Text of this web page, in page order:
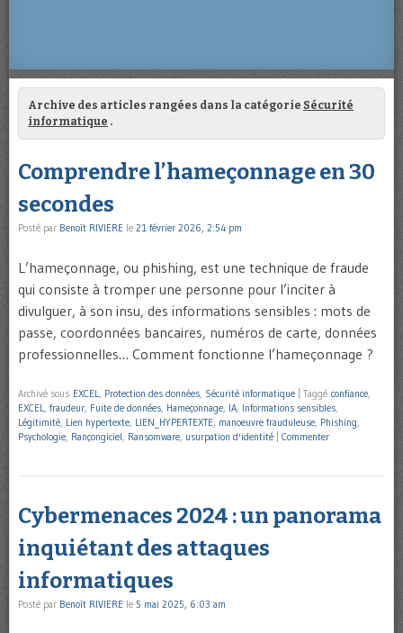
Archive des articles rangées dans la catégorie Sécurité
informatique .
Comprendre l’hameçonnage en 30
secondes
Posté par Benoît RIVIERE le 21 février 2026, 2:54 pm
L’hameçonnage, ou phishing, est une technique de fraude
qui consiste à tromper une personne pour l’inciter à
divulguer, à son insu, des informations sensibles : mots de
passe, coordonnées bancaires, numéros de carte, données
professionnelles… Comment fonctionne l’hameçonnage ?
Archivé sous EXCEL, Protection des données, Sécurité informatique Taggé confiance,
EXCEL, fraudeur, Fuite de données, Hameçonnage, IA, Informations sensibles,
Légitimité, Lien hypertexte, LIEN_HYPERTEXTE, manoeuvre frauduleuse, Phishing,
Psychologie, Rançongiciel, Ransomware, usurpation d'identité Commenter
Cybermenaces 2024 : un panorama
inquiétant des attaques
informatiques
Posté par Benoît RIVIERE le 5 mai 2025, 6:03 am